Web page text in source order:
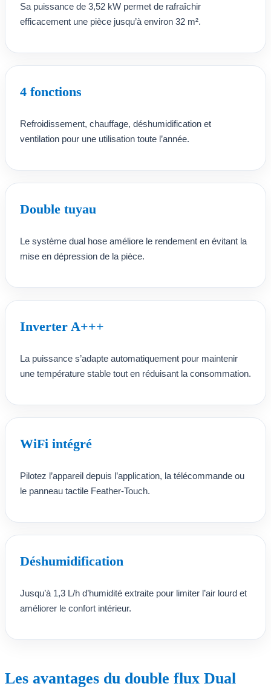
Sa puissance de 3,52 kW permet de rafraîchir
efficacement une pièce jusqu’à environ 32 m².
4 fonctions
Refroidissement, chauffage, déshumidification et
ventilation pour une utilisation toute l’année.
Double tuyau
Le système dual hose améliore le rendement en évitant la
mise en dépression de la pièce.
Inverter A+++
La puissance s’adapte automatiquement pour maintenir
une température stable tout en réduisant la consommation.
WiFi intégré
Pilotez l’appareil depuis l’application, la télécommande ou
le panneau tactile Feather-Touch.
Déshumidification
Jusqu’à 1,3 L/h d’humidité extraite pour limiter l’air lourd et
améliorer le confort intérieur.
Les avantages du double flux Dual